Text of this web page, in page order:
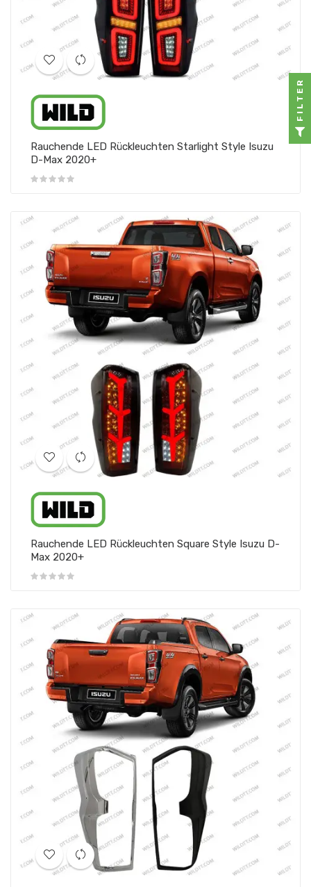
Rauchende LED Rückleuchten Starlight Style Isuzu
D-Max 2020+
Rauchende LED Rückleuchten Square Style Isuzu D-
Max 2020+
FILTER